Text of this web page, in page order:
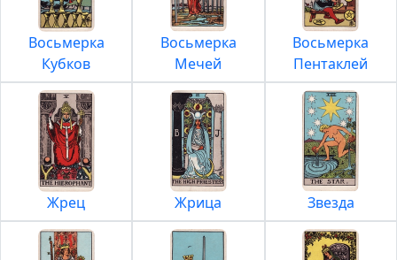
Восьмерка
Кубков
Восьмерка
Мечей
Восьмерка
Пентаклей
Жрец Жрица Звезда